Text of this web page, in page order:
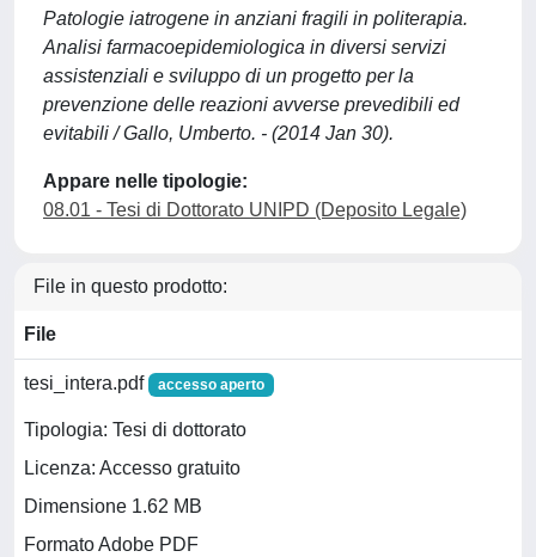
Patologie iatrogene in anziani fragili in politerapia.
Analisi farmacoepidemiologica in diversi servizi
assistenziali e sviluppo di un progetto per la
prevenzione delle reazioni avverse prevedibili ed
evitabili / Gallo, Umberto. - (2014 Jan 30).
Appare nelle tipologie:
08.01 - Tesi di Dottorato UNIPD (Deposito Legale)
File in questo prodotto:
File
tesi_intera.pdf accesso aperto
Tipologia: Tesi di dottorato
Licenza: Accesso gratuito
Dimensione 1.62 MB
Formato Adobe PDF